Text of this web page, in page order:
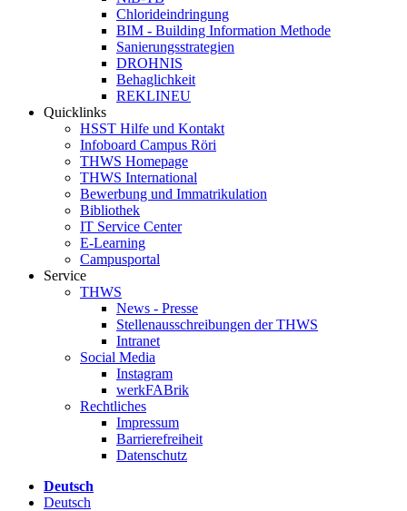
Chlorideindringung
BIM - Building Information Methode
Sanierungsstrategien
DROHNIS
Behaglichkeit
REKLINEU
Quicklinks
HSST Hilfe und Kontakt
Infoboard Campus Röri
THWS Homepage
THWS International
Bewerbung und Immatrikulation
Bibliothek
IT Service Center
E-Learning
Campusportal
Service
THWS
News - Presse
Stellenausschreibungen der THWS
Intranet
Social Media
Instagram
werkFABrik
Rechtliches
Impressum
Barrierefreiheit
Datenschutz
Deutsch
Deutsch